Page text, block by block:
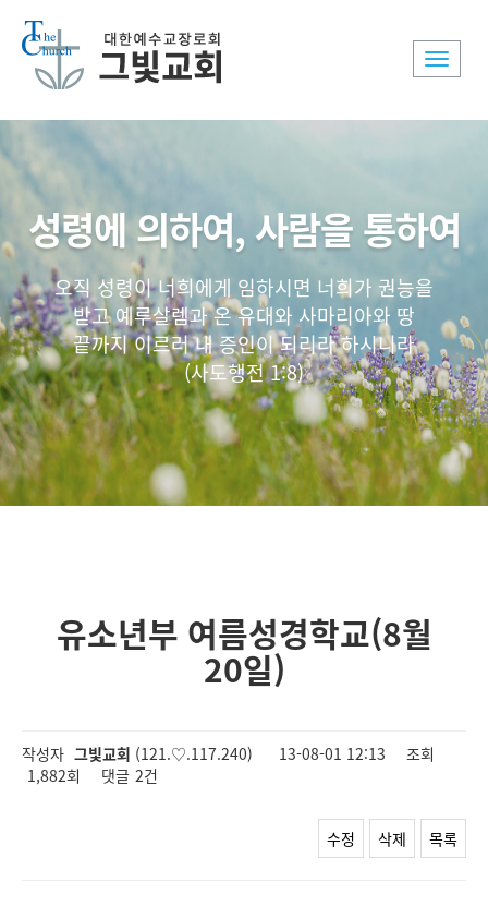
Toggle
성령에 의하여, 사람을 통하여
오직 성령이 너희에게 임하시면 너희가 권능을
받고 예루살렘과 온 유대와 사마리아와 땅
끝까지 이르러 내 증인이 되리라 하시니라
(사도행전 1:8)
유소년부 여름성경학교(8월
20일)
작성자 그빛교회 (121.♡.117.240) 13-08-01 12:13
조회
1,882회
댓글 2건
수정 삭제 목록